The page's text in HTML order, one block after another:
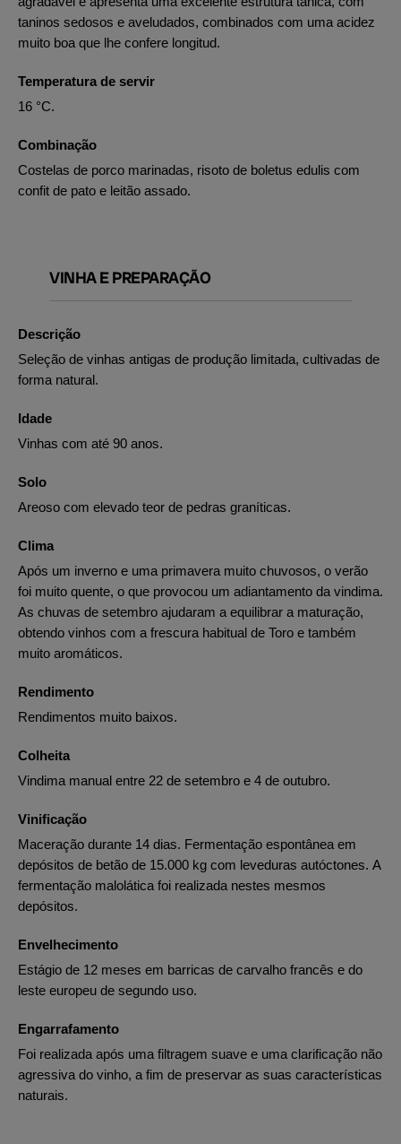
taninos sedosos e aveludados, combinados com uma acidez
muito boa que lhe confere longitud.
Temperatura de servir
16 °C.
Combinação
Costelas de porco marinadas, risoto de boletus edulis com
confit de pato e leitão assado.
VINHA E PREPARAÇÃO
Descrição
Seleção de vinhas antigas de produção limitada, cultivadas de
forma natural.
Idade
Vinhas com até 90 anos.
Solo
Areoso com elevado teor de pedras graníticas.
Clima
Após um inverno e uma primavera muito chuvosos, o verão
foi muito quente, o que provocou um adiantamento da vindima.
As chuvas de setembro ajudaram a equilibrar a maturação,
obtendo vinhos com a frescura habitual de Toro e também
muito aromáticos.
Rendimento
Rendimentos muito baixos.
Colheita
Vindima manual entre 22 de setembro e 4 de outubro.
Vinificação
Maceração durante 14 dias. Fermentação espontânea em
depósitos de betão de 15.000 kg com leveduras autóctones. A
fermentação malolática foi realizada nestes mesmos
depósitos.
Envelhecimento
Estágio de 12 meses em barricas de carvalho francês e do
leste europeu de segundo uso.
Engarrafamento
Foi realizada após uma filtragem suave e uma clarificação não
agressiva do vinho, a fim de preservar as suas características
naturais.